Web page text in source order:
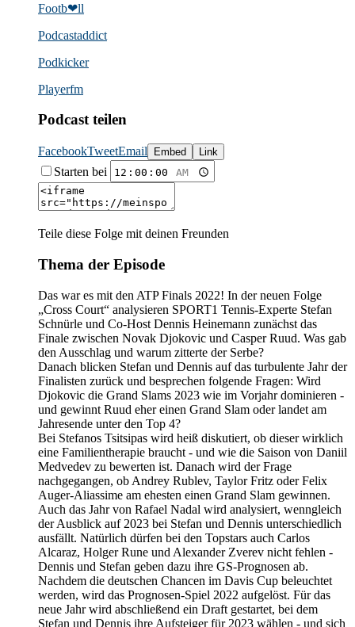
Footb❤ll
Podcast­addict
Podkicker
Playerfm
Podcast teilen
FacebookTweetEmail Embed Link
Starten bei
Teile diese Folge mit deinen Freunden
Thema der Episode
Das war es mit den ATP Finals 2022! In der neuen Folge
„Cross Court“ analysieren SPORT1 Tennis-Experte Stefan
Schnürle und Co-Host Dennis Heinemann zunächst das
Finale zwischen Novak Djokovic und Casper Ruud. Was gab
den Ausschlag und warum zitterte der Serbe?
Danach blicken Stefan und Dennis auf das turbulente Jahr der
Finalisten zurück und besprechen folgende Fragen: Wird
Djokovic die Grand Slams 2023 wie im Vorjahr dominieren -
und gewinnt Ruud eher einen Grand Slam oder landet am
Jahresende unter den Top 4?
Bei Stefanos Tsitsipas wird heiß diskutiert, ob dieser wirklich
eine Familientherapie braucht - und wie die Saison von Daniil
Medvedev zu bewerten ist. Danach wird der Frage
nachgegangen, ob Andrey Rublev, Taylor Fritz oder Felix
Auger-Aliassime am ehesten einen Grand Slam gewinnen.
Auch das Jahr von Rafael Nadal wird analysiert, wenngleich
der Ausblick auf 2023 bei Stefan und Dennis unterschiedlich
ausfällt. Natürlich dürfen bei den Topstars auch Carlos
Alcaraz, Holger Rune und Alexander Zverev nicht fehlen -
Dennis und Stefan geben dazu ihre GS-Prognosen ab.
Nachdem die deutschen Chancen im Davis Cup beleuchtet
werden, wird das Prognosen-Spiel 2022 aufgelöst. Für das
neue Jahr wird abschließend ein Draft gestartet, bei dem
Stefan und Dennis ihre Aufsteiger für 2023 wählen - und sich